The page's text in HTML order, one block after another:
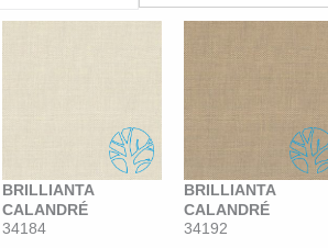
BRILLIANTA
CALANDRÉ
34184
BRILLIANTA
CALANDRÉ
34192